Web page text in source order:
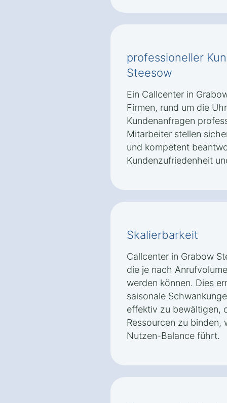
professioneller
Steesow
Ein Callcenter in
Firmen, rund um die
Kundenanfragen
Mitarbeiter stellen
und kompetent
Kundenzufriedenheit
Skalierbarkeit
Callcenter in Grabow
die je nach
werden können. Dies
saisonale
effektiv zu bewältigen,
Ressourcen zu binden,
Nutzen-Balance führt.